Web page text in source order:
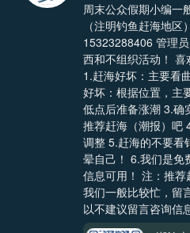
周末公众假期小编一
（注明钓鱼赶海地
15323288406 管理
西和不组织活动！ 喜
1.赶海好坏：主要看
好坏：根据位置，主
低点后准备涨潮 3.确
推荐赶海（潮报）吧
调整 5.赶海的不要看
晕自己！ 6.我们是免
信息可用！ 注：推荐
我们一般比较忙，留
以不建议留言咨询信